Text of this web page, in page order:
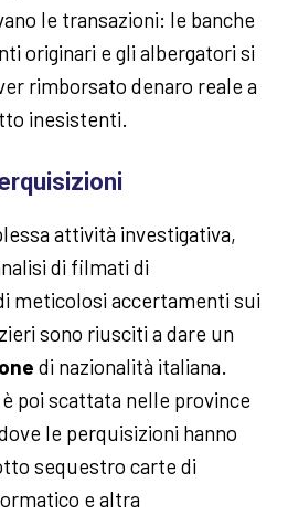
le transazioni: le banche
originari e gli albergatori si
rimborsato denaro reale a
inesistenti.
attività investigativa,
di filmati di
meticolosi accertamenti sui
sono riusciti a dare un
di nazionalità italiana.
poi scattata nelle province
le perquisizioni hanno
sequestro carte di
e altra